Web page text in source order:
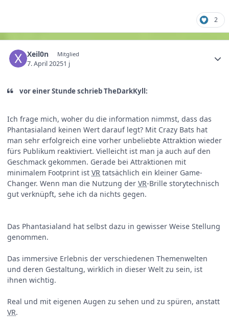
2
Xeil0n Mitglied
7. April 20251 j
vor einer Stunde schrieb TheDarkKyll:
Ich frage mich, woher du die information nimmst, dass das
Phantasialand keinen Wert darauf legt? Mit Crazy Bats hat
man sehr erfolgreich eine vorher unbeliebte Attraktion wieder
fürs Publikum reaktiviert. Vielleicht ist man ja auch auf den
Geschmack gekommen. Gerade bei Attraktionen mit
minimalem Footprint ist VR tatsächlich ein kleiner Game-
Changer. Wenn man die Nutzung der VR-Brille storytechnisch
gut verknüpft, sehe ich da nichts gegen.
Das Phantasialand hat selbst dazu in gewisser Weise Stellung
genommen.
Das immersive Erlebnis der verschiedenen Themenwelten
und deren Gestaltung, wirklich in dieser Welt zu sein, ist
ihnen wichtig.
Real und mit eigenen Augen zu sehen und zu spüren, anstatt
VR.